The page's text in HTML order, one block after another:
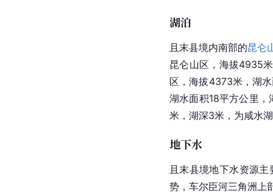
湖泊
且末县境内南部的昆仑
昆仑山区，海拔4935
区，海拔4373米，湖
湖水面积18平方公里，
米，湖深3米，为咸水
地下水
且末县境地下水资源
势，车尔臣河三角洲上